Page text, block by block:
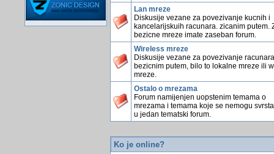
Lan mreze
Diskusije vezane za povezivanje kucnih i
kancelarijskuih racunara. zicanim putem.
bezicne mreze imate zaseban forum.
Wireless mreze
Diskusije vezane za povezivanje racunara
bezicnim putem, bilo to lokalne mreze ili
mreze.
Ostalo o mrezama
Forum namijenjen uopstenim temama o
mrezama i temama koje se nemogu
u jedan tematski forum.
Ko je online?